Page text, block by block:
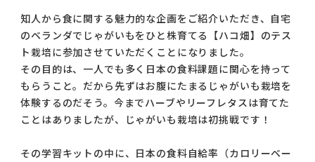
知人から食に関する魅力的な企画をご紹介いただき、自宅
のベランダでじゃがいもをひと株育てる【ハコ畑】のテス
ト栽培に参加させていただくことになりました。
その目的は、一人でも多く日本の食料課題に関心を持って
もらうこと。だから先ずはお腹にたまるじゃがいも栽培を
体験するのだそう。今までハーブやリーフレタスは育てた
ことはありましたが、じゃがいも栽培は初挑戦です！
その学習キットの中に、日本の食料自給率（カロリーベー